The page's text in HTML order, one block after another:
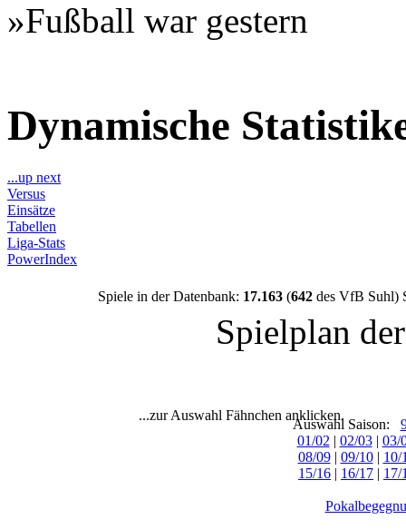
»Fußball war gestern
Dynamische
...up next
Versus
Einsätze
Tabellen
Liga-Stats
PowerIndex
Spiele in der Datenbank: 17.163(642des VfB Suhl)
Spielplan
...zur Auswahl Fähnchen anklicken.
Auswahl Saison:
01/02 | 02/03| 03/
08/09| 09/10| 10/
15/16 | 16/17 | 17/